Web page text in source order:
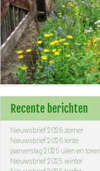
Recente berichten
Nieuwsbrief 2026 zomer
Nieuwsbrief 2026 lente
jaarverslag 2025 uilen en
Nieuwsbrief 2025 winter